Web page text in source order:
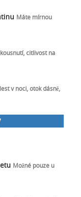
Máte mírnou
citlivost na
v noci, otok dásně,
Možné pouze u